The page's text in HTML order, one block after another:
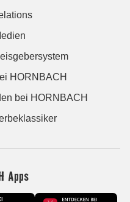
HORNBACH
bei HORNBACH
Apps